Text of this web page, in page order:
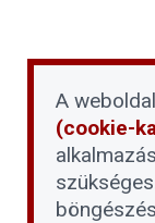
A weboldal
(cookie-